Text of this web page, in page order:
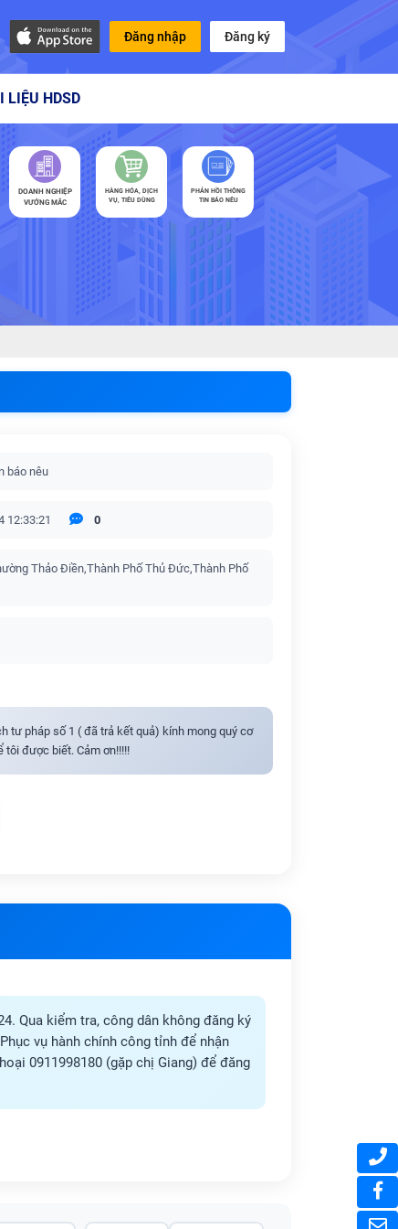
Đăng nhập Đăng ký
LIỆU HDSD
DOANH NGHIỆP
VƯỚNG MẮC
HÀNG HÓA, DỊCH
VỤ, TIÊU DÙNG
PHẢN HỒI THÔNG
TIN BÁO NÊU
báo nêu
12:33:21 0
Thảo Điền,Thành Phố Thủ Đức,Thành Phố
tư pháp số 1 ( đã trả kết quả) kính mong quý cơ
tôi được biết. Cảm ơn!!!!!
Qua kiểm tra, công dân không đăng ký
vụ hành chính công tỉnh để nhận
0911998180 (gặp chị Giang) để đăng